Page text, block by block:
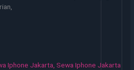
Iphone Jakarta, Sewa Iphone Jakarta